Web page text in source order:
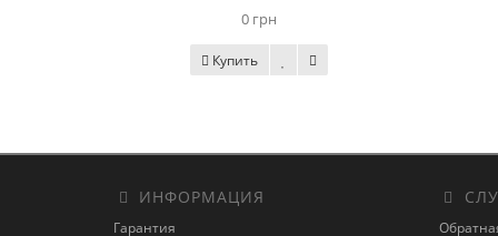
0 грн
Купить
ИНФОРМАЦИЯ
Гарантия